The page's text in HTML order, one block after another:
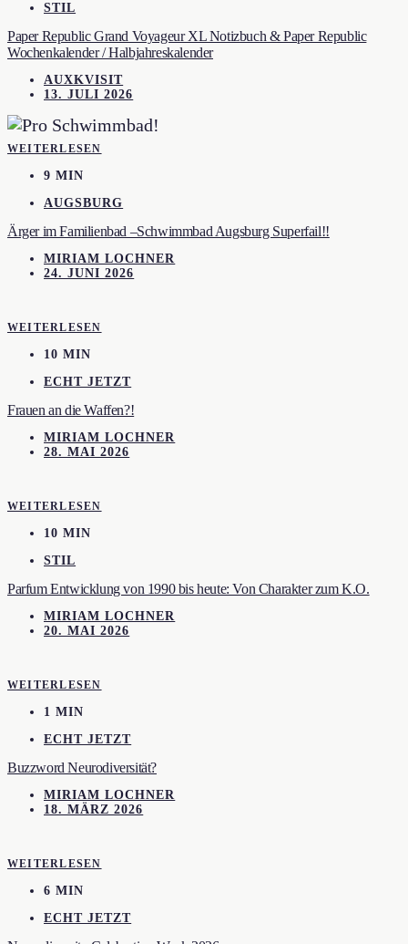
STIL
Paper Republic Grand Voyageur XL Notizbuch & Paper Republic
Wochenkalender / Halbjahreskalender
AUXKVISIT
13. JULI 2026
WEITERLESEN
9 MIN
AUGSBURG
Ärger im Familienbad –Schwimmbad Augsburg Superfail!!
MIRIAM LOCHNER
24. JUNI 2026
WEITERLESEN
10 MIN
ECHT JETZT
Frauen an die Waffen?!
MIRIAM LOCHNER
28. MAI 2026
WEITERLESEN
10 MIN
STIL
Parfum Entwicklung von 1990 bis heute: Von Charakter zum K.O.
MIRIAM LOCHNER
20. MAI 2026
WEITERLESEN
1 MIN
ECHT JETZT
Buzzword Neurodiversität?
MIRIAM LOCHNER
18. MÄRZ 2026
WEITERLESEN
6 MIN
ECHT JETZT